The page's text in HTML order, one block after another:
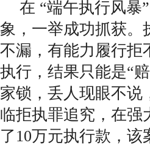
在 “端午执行风暴
象，一举成功抓获。
不漏，有能力履行拒
执行，结果只能是“
家锁，丢人现眼不说
临拒执罪追究，在强
了10万元执行款，该